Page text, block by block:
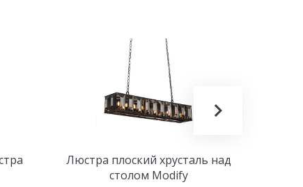
Люстра плоский хрусталь над
столом Modify